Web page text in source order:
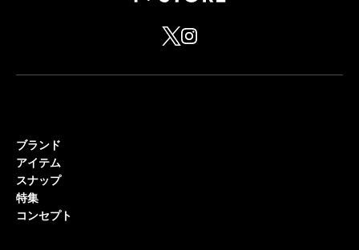
ブランド
アイテム
スナップ
特集
コンセプト